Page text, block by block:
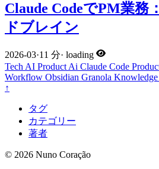
Claude CodeでPM業務
ドブレイン
2026-03·11 分· loading
Tech AI Product Ai Claude Code
Workflow Obsidian Granola Knowledge
↑
タグ
カテゴリー
著者
© 2026 Nuno Coração